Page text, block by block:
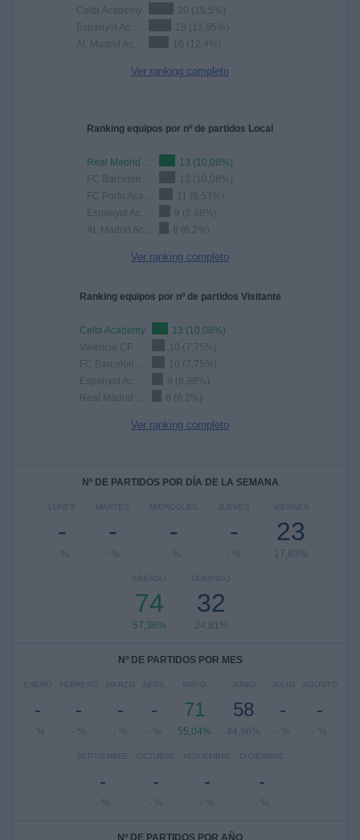
Celta Academy
20 (15,5%)
18 (13,95%)
16 (12,4%)
Ver ranking completo
Ranking equipos por nº de partidos Local
Real Madrid Academy
13 (10,08%)
13 (10,08%)
11 (8,53%)
9 (6,98%)
8 (6,2%)
Ver ranking completo
Ranking equipos por nº de partidos Visitante
Celta Academy
13 (10,08%)
10 (7,75%)
10 (7,75%)
9 (6,98%)
8 (6,2%)
Ver ranking completo
Nº DE PARTIDOS POR DÍA DE LA SEMANA
LUNES
-
- %
MARTES
-
- %
MIÉRCOLES
-
- %
JUEVES
-
- %
VIERNES
23
17,83%
SÁBADO
74
57,36%
DOMINGO
32
24,81%
Nº DE PARTIDOS POR MES
ENERO
-
- %
FEBRERO
-
- %
MARZO
-
- %
ABRIL
-
- %
MAYO
71
55,04%
JUNIO
58
44,96%
JULIO
-
- %
AGOSTO
-
- %
SEPTIEMBRE
-
- %
OCTUBRE
-
- %
NOVIEMBRE
-
- %
DICIEMBRE
-
- %
Nº DE PARTIDOS POR AÑO